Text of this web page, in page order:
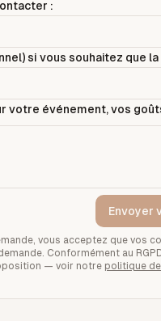
:
si vous souhaitez que
votre événement, vos
Envoyer
vous acceptez que vos
Conformément au
— voir notre politique